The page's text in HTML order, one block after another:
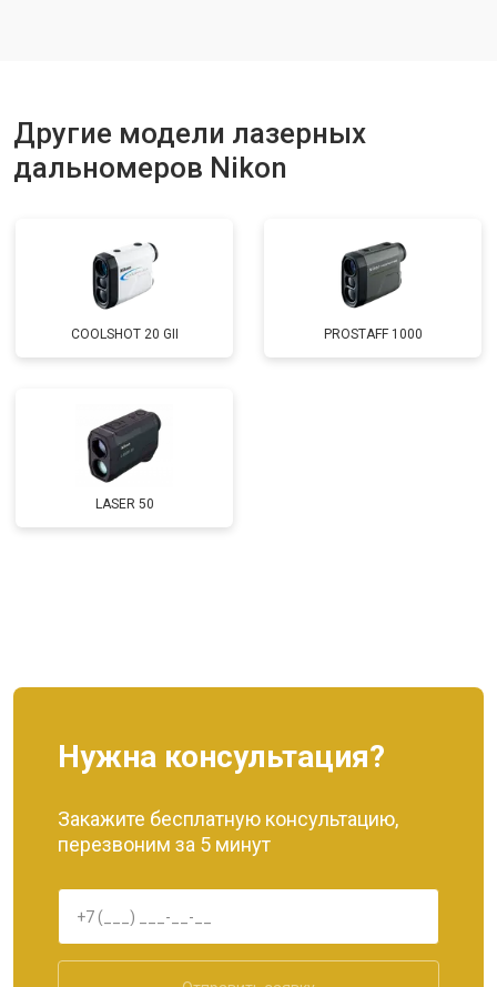
Другие модели лазерных
дальномеров Nikon
COOLSHOT 20 GII PROSTAFF 1000
LASER 50
Нужна консультация?
Закажите бесплатную консультацию,
перезвоним за 5 минут